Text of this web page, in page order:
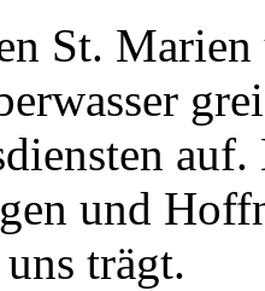
St.
und
trägt.